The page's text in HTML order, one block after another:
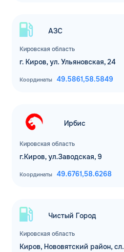
Кировская область
АЗС
г. Киров, ул. Ульяновская, 24
Координаты 49.5861,58.5849
Кировская область
Ирбис
г.Киров, ул.Заводская, 9
Координаты 49.6761,58.6268
Кировская область
Чистый Город
Киров, Нововятский район,